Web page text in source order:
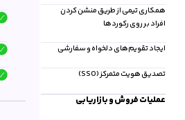
همکاری تیمی از طریق منشن کردن
افراد بر روی رکوردها
ایجاد تقویم‌های دلخواه و سفارشی
تصدیق هویت متمرکز (SSO)
عملیات فروش و بازاریابی